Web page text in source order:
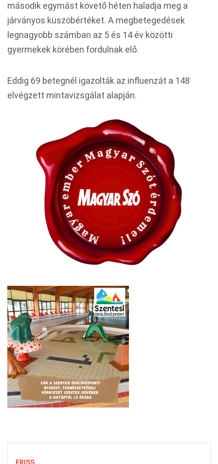
második egymást követő héten haladja meg a
járványos küszöbértéket. A megbetegedések
legnagyobb számban az 5 és 14 év közötti
gyermekek körében fordulnak elő.
Eddig 69 betegnél igazolták az influenzát a 148
elvégzett mintavizsgálat alapján.